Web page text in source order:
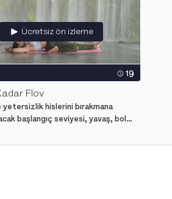
Ücretsiz ön izleme
Flov
yetersizlik hislerini bırakmana
başlangıç seviyesi, yavaş, bol